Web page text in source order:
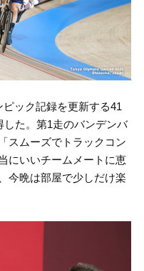
ック記録を更新する41
た。第1走のバンデンバ
スムーズでトラックコン
にいいチームメートに恵
今晩は部屋で少しだけ楽